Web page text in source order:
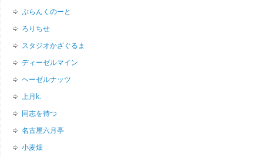
ぶらんくのーと
ろりちせ
スタジオかざぐるま
ディーゼルマイン
ヘーゼルナッツ
上月k.
同志を待つ
名古屋六月亭
小麦畑